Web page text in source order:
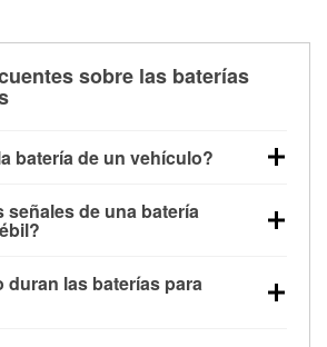
sobre las baterías
batería de un vehículo?
más rápido es utilizar un
vehículo apagado, conecta los
en buen estado y totalmente
unos 12.6 voltios. Es
señales de una batería
lento del motor, faros
al girar la llave o luces de
duran las baterías para